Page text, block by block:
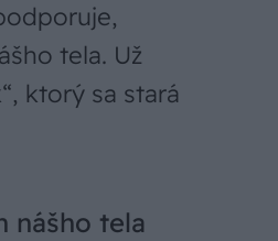
tela. Už
ktorý sa stará
nášho tela